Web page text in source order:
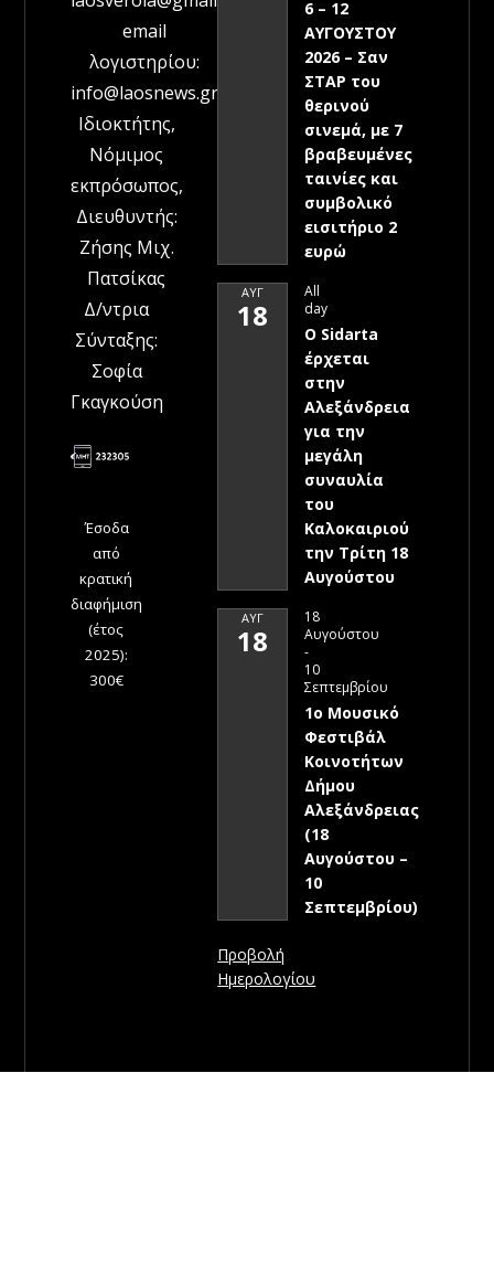
email
λογιστηρίου:
info@laosnews.gr
Ιδιοκτήτης,
Νόμιμος
εκπρόσωπος,
Διευθυντής:
Ζήσης Μιχ.
Πατσίκας
Δ/ντρια
Σύνταξης:
Σοφία
Γκαγκούση
Έσοδα
από
κρατική
διαφήμιση
(έτος
2025):
300€
6 – 12
ΑΥΓΟΥΣΤΟΥ
2026 – Σαν
ΣΤΑΡ του
θερινού
σινεμά, με 7
βραβευμένες
ταινίες και
συμβολικό
εισιτήριο 2
ευρώ
ΑΥΓ
18
All
day
Ο Sidarta
έρχεται
στην
Αλεξάνδρεια
για την
μεγάλη
συναυλία
του
Καλοκαιριού
την Τρίτη 18
Αυγούστου
ΑΥΓ
18
18
Αυγούστου
-
10
Σεπτεμβρίου
1ο Μουσικό
Φεστιβάλ
Κοινοτήτων
Δήμου
Αλεξάνδρειας
(18
Αυγούστου –
10
Σεπτεμβρίου)